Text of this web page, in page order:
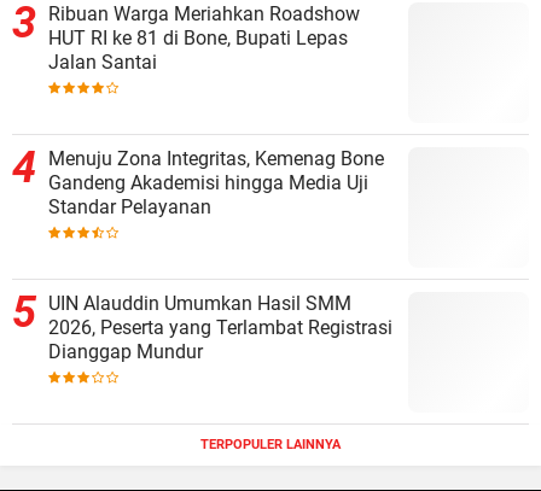
Ribuan Warga Meriahkan Roadshow
HUT RI ke 81 di Bone, Bupati Lepas
Jalan Santai
Menuju Zona Integritas, Kemenag Bone
Gandeng Akademisi hingga Media Uji
Standar Pelayanan
UIN Alauddin Umumkan Hasil SMM
2026, Peserta yang Terlambat Registrasi
Dianggap Mundur
TERPOPULER LAINNYA